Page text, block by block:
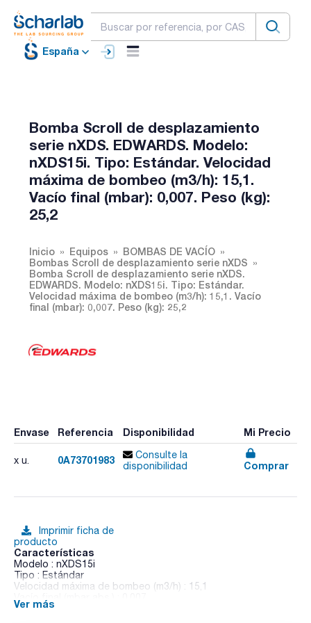
España
Bomba Scroll de desplazamiento
serie nXDS. EDWARDS. Modelo:
nXDS15i. Tipo: Estándar. Velocidad
máxima de bombeo (m3/h): 15,1.
Vacío final (mbar): 0,007. Peso (kg):
25,2
Inicio Equipos
BOMBAS DE VACÍO
Bombas Scroll de desplazamiento serie nXDS
Bomba Scroll de desplazamiento serie nXDS.
EDWARDS. Modelo: nXDS15i. Tipo: Estándar.
Velocidad máxima de bombeo (m3/h): 15,1. Vacío
final (mbar): 0,007. Peso (kg): 25,2
Envase Referencia Disponibilidad Mi Precio
x u. 0A73701983
Consulte la
disponibilidad
Comprar
Imprimir ficha de
producto
Características
Modelo : nXDS15i
Tipo : Estándar
Velocidad máxima de bombeo (m3/h) : 15,1
Vacío final con gas ballast (mbar) : 0,04
Ver más